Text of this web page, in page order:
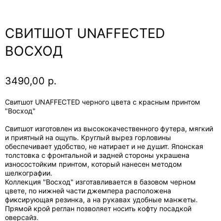
СВИТШОТ UNAFFECTED
ВОСХОД
3490,00 р.
Свитшот UNAFFECTED черного цвета с красным принтом
"Восход"
Свитшот изготовлен из высококачественного футера, мягкий
и приятный на ощупь. Круглый вырез горловины
обеспечивает удобство, не натирает и не душит. Японская
толстовка с фронтальной и задней стороны украшена
износостойким принтом, который нанесен методом
шелкографии.
Коллекция "Восход" изготавливается в базовом черном
цвете, по нижней части джемпера расположена
фиксирующая резинка, а на рукавах удобные манжеты.
Прямой крой реглан позволяет носить кофту посадкой
оверсайз.